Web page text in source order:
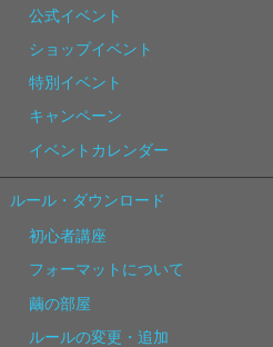
公式イベント
ショップイベント
特別イベント
キャンペーン
イベントカレンダー
ルール・ダウンロード
初心者講座
フォーマットについて
繭の部屋
ルールの変更・追加